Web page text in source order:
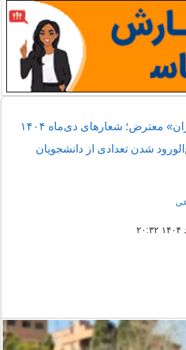
از «شریف» ملتهب تا «تهران» معترض؛ شعار‌های دی‌ماه ۱۴۰۴
شدن تعدادی از دانشجویان